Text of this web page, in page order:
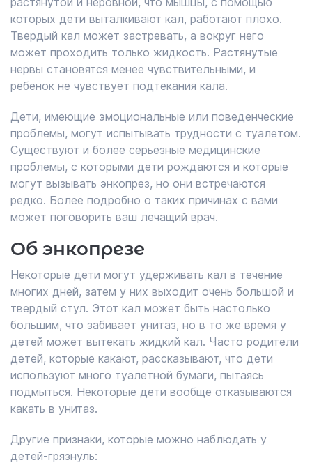
которых дети выталкивают кал, работают плохо.
Твердый кал может застревать, а вокруг него
может проходить только жидкость. Растянутые
нервы становятся менее чувствительными, и
ребенок не чувствует подтекания кала.
Дети, имеющие эмоциональные или поведенческие
проблемы, могут испытывать трудности с туалетом.
Существуют и более серьезные медицинские
проблемы, с которыми дети рождаются и которые
могут вызывать энкопрез, но они встречаются
редко. Более подробно о таких причинах с вами
может поговорить ваш лечащий врач.
Об энкопрезе
Некоторые дети могут удерживать кал в течение
многих дней, затем у них выходит очень большой и
твердый стул. Этот кал может быть настолько
большим, что забивает унитаз, но в то же время у
детей может вытекать жидкий кал. Часто родители
детей, которые какают, рассказывают, что дети
используют много туалетной бумаги, пытаясь
подмыться. Некоторые дети вообще отказываются
какать в унитаз.
Другие признаки, которые можно наблюдать у
детей-грязнуль: